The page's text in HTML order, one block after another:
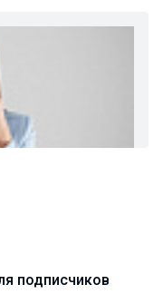
лечении. Как
подписчиков